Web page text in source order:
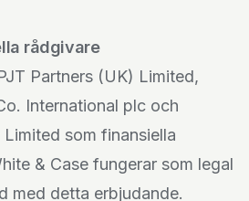
rådgivare
Partners (UK) Limited,
International plc och
som finansiella
& Case fungerar som legal
med detta erbjudande.